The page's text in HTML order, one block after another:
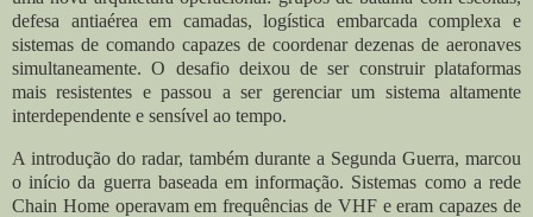
defesa antiaérea em camadas, logística embarcada complexa e
sistemas de comando capazes de coordenar dezenas de aeronaves
simultaneamente. O desafio deixou de ser construir plataformas
mais resistentes e passou a ser gerenciar um sistema altamente
interdependente e sensível ao tempo.
A introdução do radar, também durante a Segunda Guerra, marcou
o início da guerra baseada em informação. Sistemas como a rede
Chain Home operavam em frequências de VHF e eram capazes de